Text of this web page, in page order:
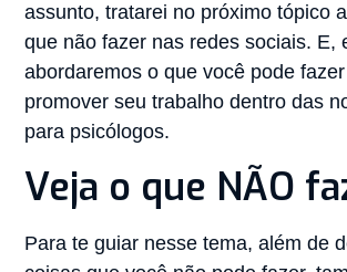
assunto, tratarei no próximo tópico
que não fazer nas redes sociais. E,
abordaremos o que você pode
promover seu trabalho dentro das
para psicólogos.
Veja o que NÃO
Para te guiar nesse tema, além de